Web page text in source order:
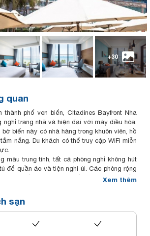
+30
quan
phố ven biển, Citadines Bayfront Nha
nghỉ trang nhã và hiện đại với máy điều hòa.
bờ biển này có nhà hàng trong khuôn viên, hồ
nắng. Du khách có thể truy cập WiFi miễn
màu trung tính, tất cả phòng nghỉ không hút
để quần áo và tiện nghi ủi. Các phòng rộng
vực tiếp khách với ghế sofa và TV truyền
hoặc máy giặt. Phòng tắm riêng đi kèm
sấy tóc, đồ vệ sinh cá nhân miễn phí, dép đi
Trang có phòng tập thể dục đầy đủ trang
Xem thêm
sạn